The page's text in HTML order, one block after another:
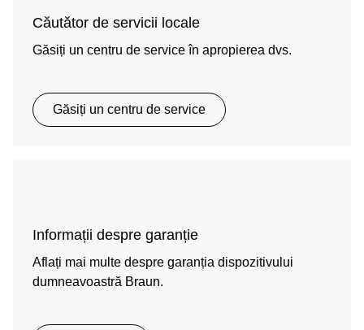
Căutător de servicii locale
Găsiți un centru de service în apropierea dvs.
Găsiți un centru de service
Informații despre garanție
Aflați mai multe despre garanția dispozitivului
dumneavoastră Braun.